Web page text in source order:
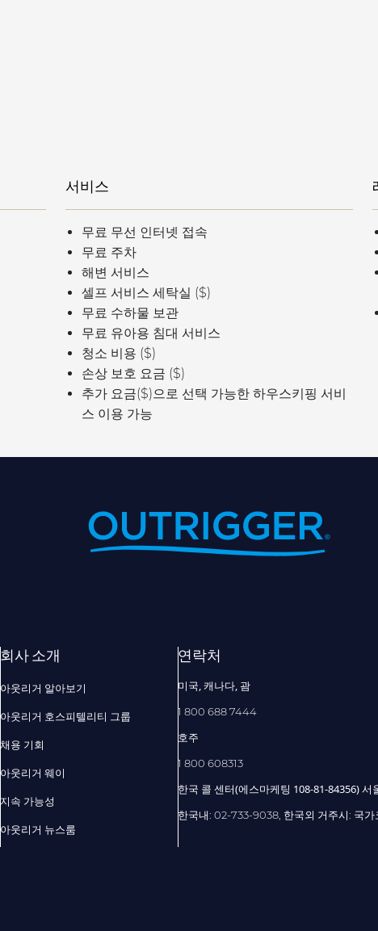
서비스
무료 무선 인터넷 접속
무료 주차
해변 서비스
셀프 서비스 세탁실 ($)
무료 수하물 보관
무료 유아용 침대 서비스
청소 비용 ($)
손상 보호 요금 ($)
추가 요금($)으로 선택 가능한 하우스키핑 서비
스 이용 가능
회사 소개
아웃리거 알아보기
아웃리거 호스피텔리티 그룹
채용 기회
아웃리거 웨이
지속 가능성
아웃리거 뉴스룸
연락처
미국, 캐나다, 괌
1 800 688 7444
호주
1 800 608313
한국 콜 센터(에스마케팅 108-81-84356)
한국내: 02-733-9038, 한국외 거주시: 국